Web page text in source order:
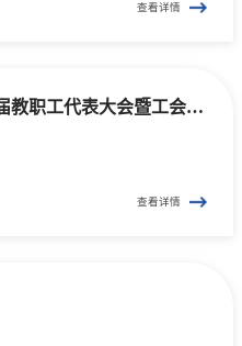
查看详情
学校召开第四届教职工代表大会暨工会会员代表大会第二次会议
查看详情